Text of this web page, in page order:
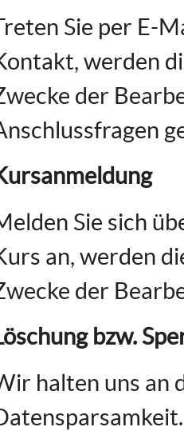
Sie per E-
werden
der
Sie sich
an, werden
der
bzw.
halten uns an